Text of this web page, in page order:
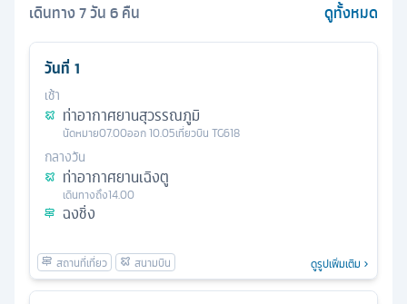
เดินทาง7วัน6คืน ดูทั้งหมด
วันที่ 1
เช้า
ท่าอากาศยานสุวรรณภูมิ
นัดหมาย07.00ออก10.05เที่ยวบิน TG618
กลางวัน
ท่าอากาศยานเฉิงตู
เดินทางถึง14.00
ฉงชิ่ง
ดูรูปเพิ่มเติม